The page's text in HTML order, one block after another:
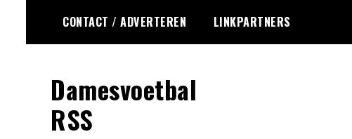
de
CONTACT / ADVERTEREN LINKPARTNERS
Damesvoetbal
RSS